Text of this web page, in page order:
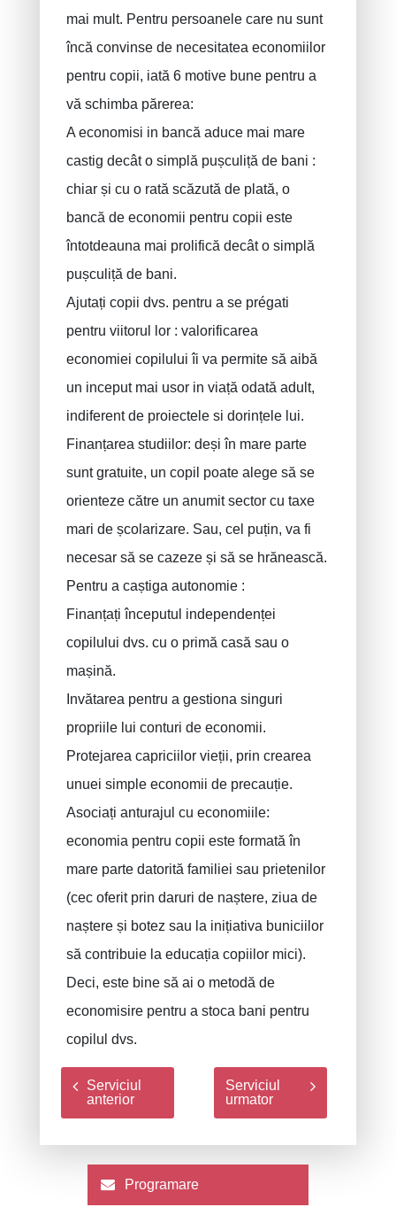
mai mult. Pentru persoanele care nu sunt
încă convinse de necesitatea economiilor
pentru copii, iată 6 motive bune pentru a
vă schimba părerea:
A economisi in bancă aduce mai mare
castig decât o simplă pușculiță de bani :
chiar și cu o rată scăzută de plată, o
bancă de economii pentru copii este
întotdeauna mai prolifică decât o simplă
pușculiță de bani.
Ajutați copii dvs. pentru a se prégati
pentru viitorul lor : valorificarea
economiei copilului îi va permite să aibă
un inceput mai usor in viață odată adult,
indiferent de proiectele si dorințele lui.
Finanțarea studiilor: deși în mare parte
sunt gratuite, un copil poate alege să se
orienteze către un anumit sector cu taxe
mari de școlarizare. Sau, cel puțin, va fi
necesar să se cazeze și să se hrănească.
Pentru a caștiga autonomie :
Finanțați începutul independenței
copilului dvs. cu o primă casă sau o
mașină.
Invătarea pentru a gestiona singuri
propriile lui conturi de economii.
Protejarea capriciilor vieții, prin crearea
unuei simple economii de precauție.
Asociați anturajul cu economiile:
economia pentru copii este formată în
mare parte datorită familiei sau prietenilor
(cec oferit prin daruri de naștere, ziua de
naștere și botez sau la inițiativa buniciilor
să contribuie la educația copiilor mici).
Deci, este bine să ai o metodă de
economisire pentru a stoca bani pentru
copilul dvs.
Serviciul
anterior
Serviciul
urmator
Programare
Asigurare decenală
Protectie juridica
PLCI pentru independenti
EIP pentru companii
Plan INAMI pentru medici